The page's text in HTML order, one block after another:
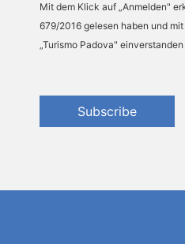
Mit dem Klick auf „Anmelden"
679/2016 gelesen haben und
„Turismo Padova"
Subscribe